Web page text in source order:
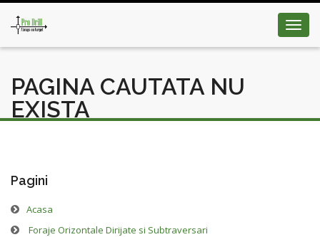
PAGINA CAUTATA NU
EXISTA
Pagini
Acasa
Foraje Orizontale Dirijate si Subtraversari